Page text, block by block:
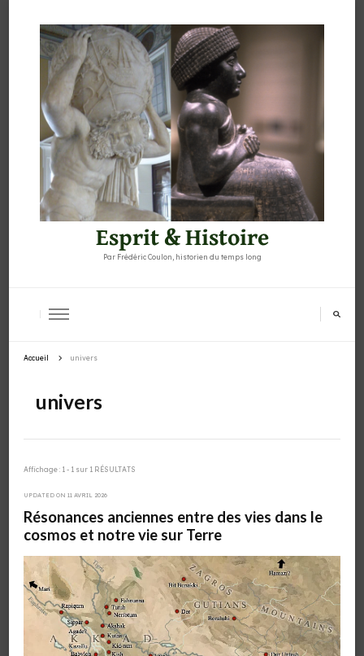
Esprit & Histoire
Par Frédéric Coulon, historien du temps long
Accueil univers
univers
Affichage : 1 - 1 sur 1 RÉSULTATS
UPDATED ON 11 AVRIL 2026
Résonances anciennes entre des vies dans le
cosmos et notre vie sur Terre